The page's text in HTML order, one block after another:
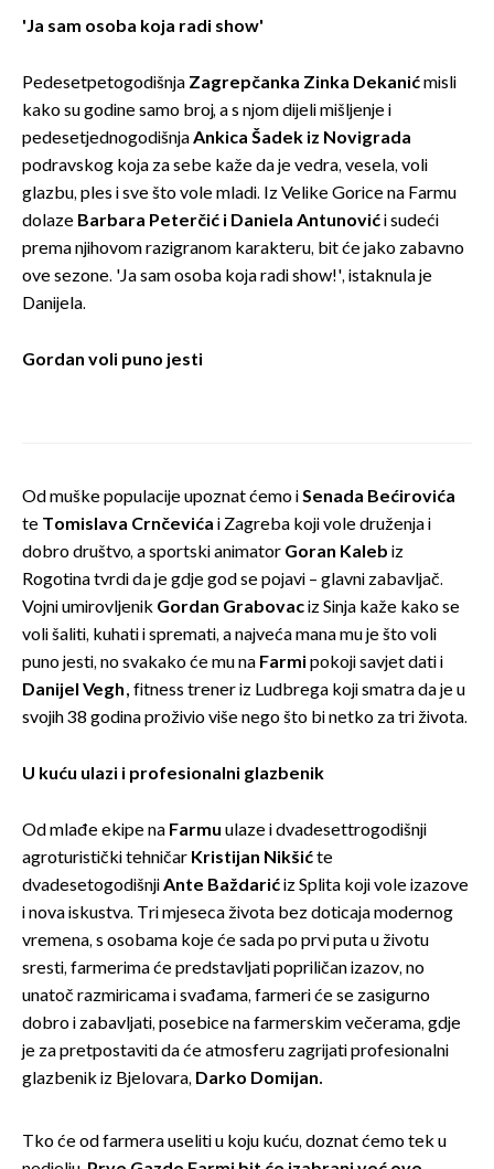
'Ja sam osoba koja radi show'
Pedesetpetogodišnja Zagrepčanka Zinka Dekanićmisli
kako su godine samo broj, a s njom dijeli mišljenje i
pedesetjednogodišnjaAnkica Šadek iz Novigrada
podravskog koja za sebe kaže da je vedra, vesela, voli
glazbu, ples i sve što vole mladi. Iz Velike Gorice na Farmu
dolaze Barbara Peterčić i Daniela Antunovići sudeći
prema njihovom razigranom karakteru, bit će jako zabavno
ove sezone. 'Ja sam osoba koja radi show!', istaknula je
Danijela.
Gordan voli puno jesti
Od muške populacije upoznat ćemo iSenada Bećirovića
te Tomislava Crnčevića i Zagreba koji vole druženja i
dobro društvo, a sportski animator Goran Kaleb iz
Rogotina tvrdi da je gdje god se pojavi – glavni zabavljač.
Vojni umirovljenik Gordan Grabovaciz Sinja kaže kako se
voli šaliti, kuhati i spremati, a najveća mana mu je što voli
puno jesti, no svakako će mu na Farmi pokoji savjet dati i
Danijel Vegh, fitness trener iz Ludbrega koji smatra da je u
svojih 38 godina proživio više nego što bi netko za tri života.
U kuću ulazi i profesionalni glazbenik
Od mlađe ekipe na Farmu ulaze i dvadesettrogodišnji
agroturistički tehničar Kristijan Nikšićte
dvadesetogodišnjiAnte Baždarićiz Splita koji vole izazove
i nova iskustva. Tri mjeseca života bez doticaja modernog
vremena, s osobama koje će sada po prvi puta u životu
sresti, farmerima će predstavljati popriličan izazov, no
unatoč razmiricama i svađama, farmeri će se zasigurno
dobro i zabavljati, posebice na farmerskim večerama, gdje
je za pretpostaviti da će atmosferu zagrijati profesionalni
glazbenik iz Bjelovara, Darko Domijan.
Tko će od farmera useliti u koju kuću, doznat ćemo tek u